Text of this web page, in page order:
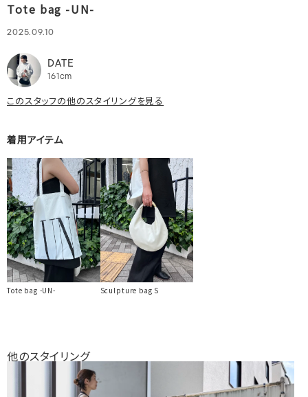
Tote bag -UN-
2025.09.10
DATE
161cm
このスタッフの他のスタイリングを見る
着用アイテム
Tote bag -UN- Sculpture bag S
他のスタイリング